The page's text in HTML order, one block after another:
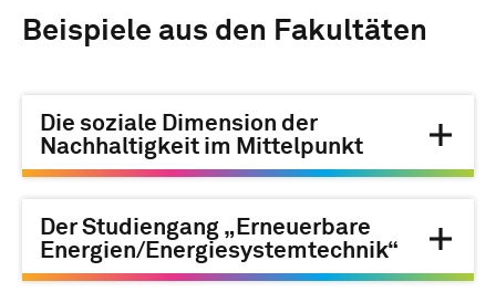
Beispiele aus den Fakultäten
Die soziale Dimension der
Nachhaltigkeit im Mittelpunkt
Der Studiengang „Erneuerbare
Energien/Energiesystemtechnik“